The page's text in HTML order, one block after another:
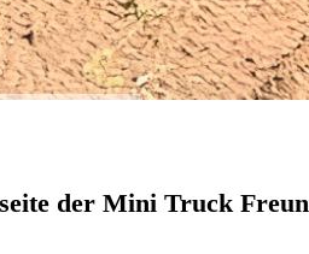
der Mini Truck